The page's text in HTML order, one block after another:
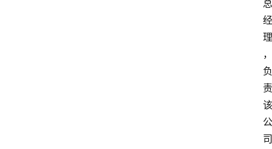
总
经
理
，
负
责
该
公
司